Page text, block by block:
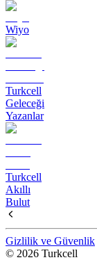
Wiyo
Turkcell
Geleceği
Yazanlar
Turkcell
Akıllı
Bulut
Gizlilik ve Güvenlik
© 2026 Turkcell